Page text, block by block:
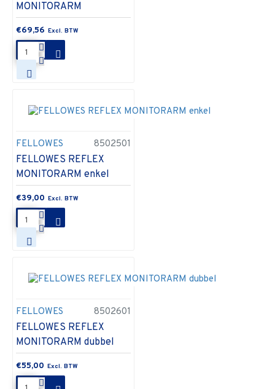
MONITORARM
€69,56
FELLOWES 8502501
FELLOWES REFLEX
MONITORARM enkel
€39,00
FELLOWES 8502601
FELLOWES REFLEX
MONITORARM dubbel
€55,00